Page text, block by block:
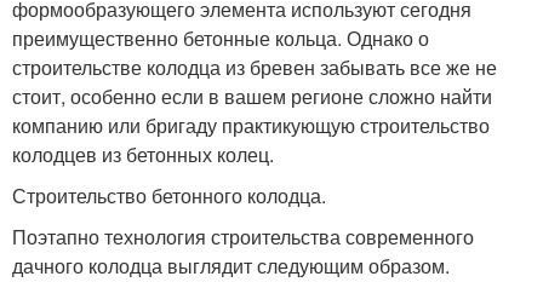
формообразующего элемента используют сегодня
преимущественно бетонные кольца. Однако о
строительстве колодца из бревен забывать все же не
стоит, особенно если в вашем регионе сложно найти
компанию или бригаду практикующую строительство
колодцев из бетонных колец.
Строительство бетонного колодца.
Поэтапно технология строительства современного
дачного колодца выглядит следующим образом.